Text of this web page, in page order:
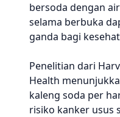
bersoda dengan
selama berbuka
ganda bagi
Penelitian dari
Health
kaleng soda per
risiko kanker usus